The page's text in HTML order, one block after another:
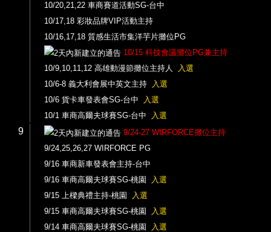
10/20,21,22 車商賽道活動SG-台中
10/17,18 彩妝品牌VIP活動主持
10/16,17,18 質感生活市集洋芋片攤位PG
10/15 科技會議攤位PG兼主持
10/9,10,11,12 高雄動漫節攤位主持人
入選
10/6-8 義大利會展中英文主持
入選
10/6 貨卡車發表會SG-台中
入選
10/1 車商高爾夫球賽SG-台中
入選
9
9/24-27 WIRFORCE攤位主持
9/24,25,26,27 WIRFORCE PG
9/16 車商新車發表會主持-台中
9/16 車商高爾夫球賽SG-桃園
入選
9/15 上樑典禮主持-桃園
入選
9/15 車商高爾夫球賽SG-桃園
入選
9/14 車商高爾夫球賽SG-桃園
入選